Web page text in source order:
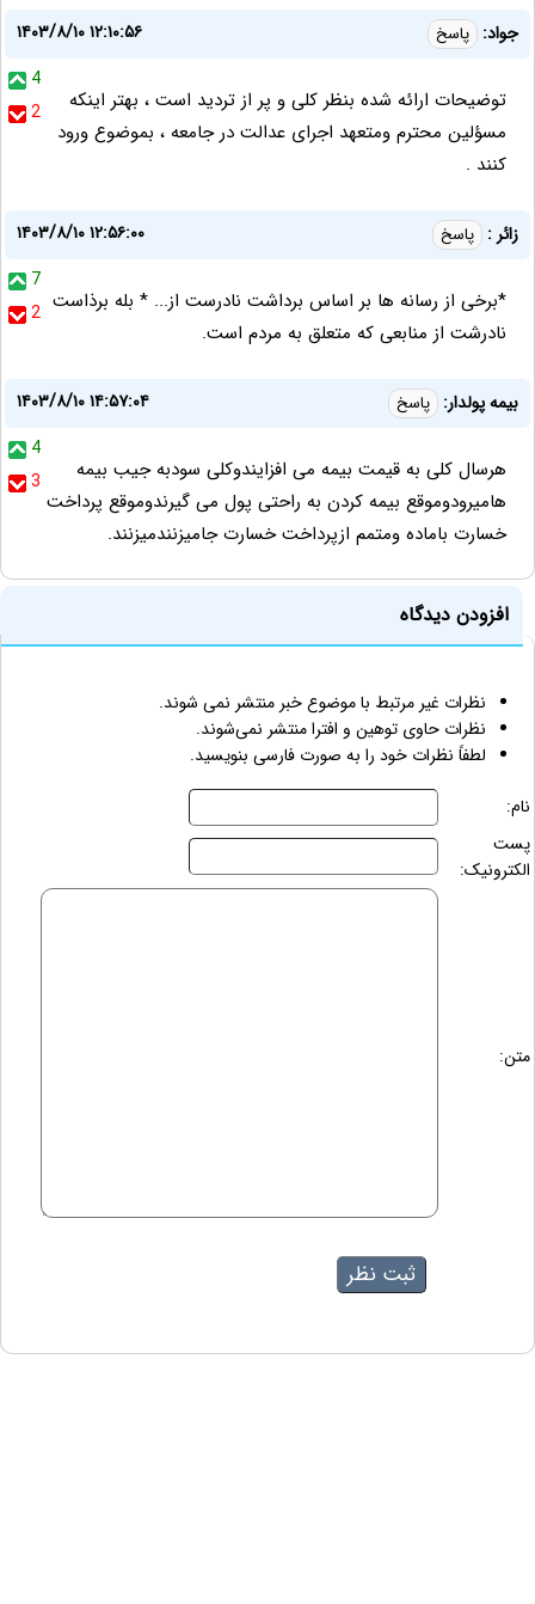
جواد: پاسخ
۱۴۰۳/۸/۱۰ ۱۲:۱۰:۵۶
4
2
توضیحات ارائه شده بنظر کلی و پر از تردید است ، بهتر اینکه
مسؤلین محترم ومتعهد اجرای عدالت در جامعه ، بموضوع ورود
کنند .
زائر : پاسخ
۱۴۰۳/۸/۱۰ ۱۲:۵۶:۰۰
7
2 *برخی از رسانه ها بر اساس برداشت نادرست از... * بله برذاست
نادرشت از منابعی که متعلق به مردم است.
بیمه پولدار: پاسخ
۱۴۰۳/۸/۱۰ ۱۴:۵۷:۰۴
4
3
هرسال کلی به قیمت بیمه می افزایندوکلی سودبه جیب بیمه
هامیرودوموقع بیمه کردن به راحتی پول می گیرندوموقع پرداخت
خسارت باماده ومتمم ازپرداخت خسارت جامیزنندمیزنند.
افزودن دیدگاه
نظرات غیر مرتبط با موضوع خبر منتشر نمی شوند.
نظرات حاوی توهین و افترا منتشر نمی‌شوند.
لطفاً نظرات خود را به صورت فارسی بنویسید.
نام:
پست
الکترونیک:
متن: